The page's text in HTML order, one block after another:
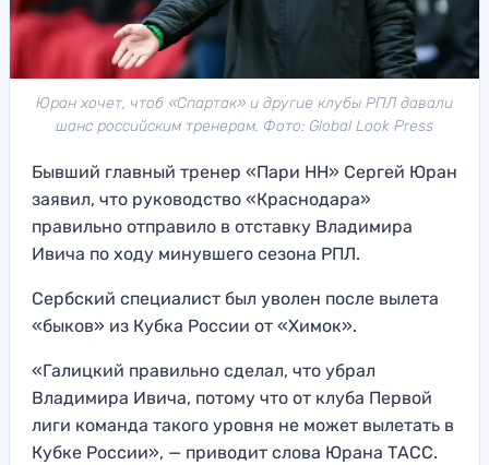
Юран хочет, чтоб «Спартак» и другие клубы РПЛ давали
шанс российским тренерам. Фото: Global Look Press
Бывший главный тренер «Пари НН» Сергей Юран
заявил, что руководство «Краснодара»
правильно отправило в отставку Владимира
Ивича по ходу минувшего сезона РПЛ.
Сербский специалист был уволен после вылета
«быков» из Кубка России от «Химок».
«Галицкий правильно сделал, что убрал
Владимира Ивича, потому что от клуба Первой
лиги команда такого уровня не может вылетать в
Кубке России», — приводит слова Юрана ТАСС.